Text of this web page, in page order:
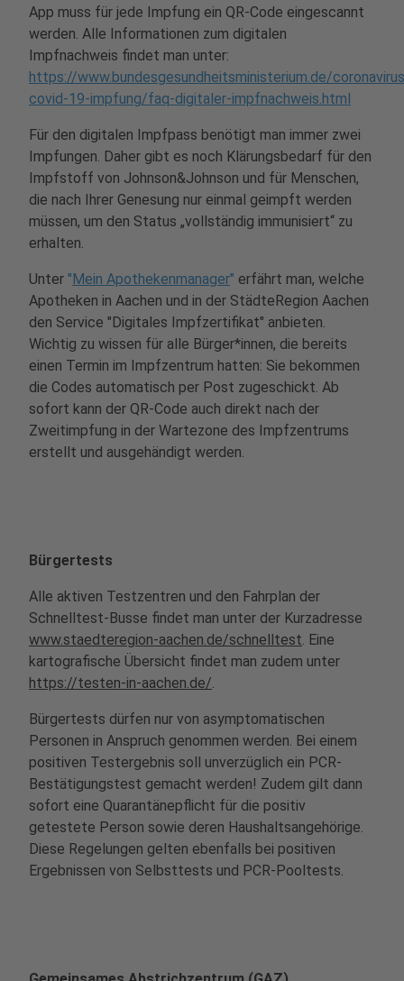
App muss für jede Impfung ein QR-Code eingescannt
werden. Alle Informationen zum digitalen
Impfnachweis findet man unter:
https://www.bundesgesundheitsministerium.de/
covid-19-impfung/faq-digitaler-impfnachweis.html
Für den digitalen Impfpass benötigt man immer zwei
Impfungen. Daher gibt es noch Klärungsbedarf für den
Impfstoff von Johnson&Johnson und für Menschen,
die nach Ihrer Genesung nur einmal geimpft werden
müssen, um den Status „vollständig immunisiert“ zu
erhalten.
Unter "Mein Apothekenmanager" erfährt man, welche
Apotheken in Aachen und in der StädteRegion Aachen
den Service "Digitales Impfzertifikat" anbieten.
Wichtig zu wissen für alle Bürger*innen, die bereits
einen Termin im Impfzentrum hatten: Sie bekommen
die Codes automatisch per Post zugeschickt. Ab
sofort kann der QR-Code auch direkt nach der
Zweitimpfung in der Wartezone des Impfzentrums
erstellt und ausgehändigt werden.
Bürgertests
Alle aktiven Testzentren und den Fahrplan der
Schnelltest-Busse findet man unter der Kurzadresse
www.staedteregion-aachen.de/schnelltest. Eine
kartografische Übersicht findet man zudem unter
https://testen-in-aachen.de/.
Bürgertests dürfen nur von asymptomatischen
Personen in Anspruch genommen werden. Bei einem
positiven Testergebnis soll unverzüglich ein PCR-
Bestätigungstest gemacht werden! Zudem gilt dann
sofort eine Quarantänepflicht für die positiv
getestete Person sowie deren Haushaltsangehörige.
Diese Regelungen gelten ebenfalls bei positiven
Ergebnissen von Selbsttests und PCR-Pooltests.